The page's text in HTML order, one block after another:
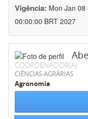
Vigência: Mon Jan 08
00:00:00 BRT 2027
COORDENADOR(A)
CIÊNCIAS AGRÁRIAS
Agronomia